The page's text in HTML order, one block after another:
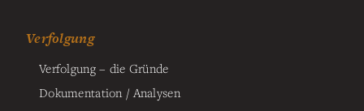
Verfolgung
Verfolgung – die Gründe
Dokumentation / Analysen